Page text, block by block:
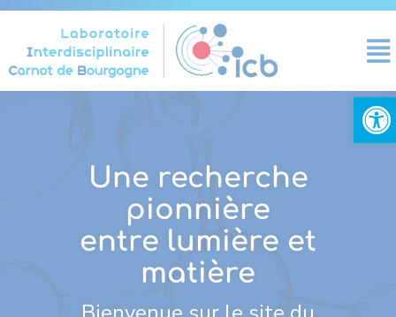
Ouvrir
Une recherche
pionnière
entre lumière et
matière
Panneau de gestion des cookies